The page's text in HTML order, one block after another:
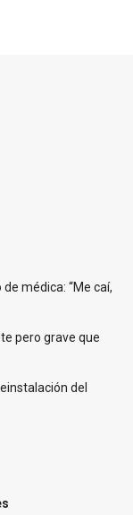
médica: “Me caí,
pero grave que
del